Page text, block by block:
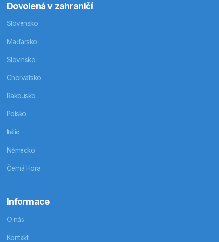
Dovolená v zahraničí
Slovensko
Maďarsko
Slovinsko
Chorvatsko
Rakousko
Polsko
Itálie
Německo
Černá Hora
Informace
O nás
Kontakt